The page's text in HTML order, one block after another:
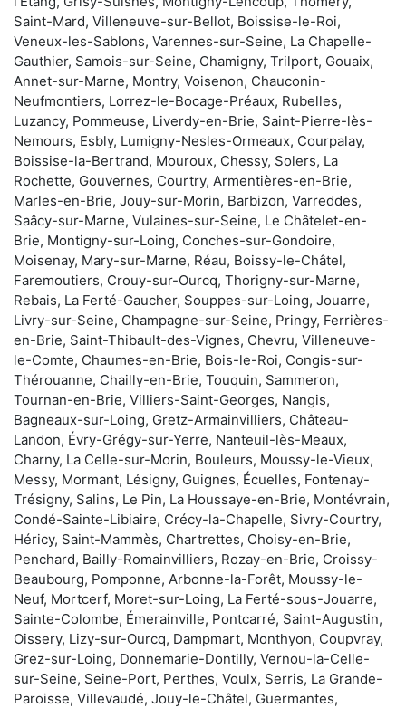
Saint-Mard, Villeneuve-sur-Bellot, Boissise-le-Roi,
Veneux-les-Sablons, Varennes-sur-Seine, La Chapelle-
Gauthier, Samois-sur-Seine, Chamigny, Trilport, Gouaix,
Annet-sur-Marne, Montry, Voisenon, Chauconin-
Neufmontiers, Lorrez-le-Bocage-Préaux, Rubelles,
Luzancy, Pommeuse, Liverdy-en-Brie, Saint-Pierre-lès-
Nemours, Esbly, Lumigny-Nesles-Ormeaux, Courpalay,
Boissise-la-Bertrand, Mouroux, Chessy, Solers, La
Rochette, Gouvernes, Courtry, Armentières-en-Brie,
Marles-en-Brie, Jouy-sur-Morin, Barbizon, Varreddes,
Saâcy-sur-Marne, Vulaines-sur-Seine, Le Châtelet-en-
Brie, Montigny-sur-Loing, Conches-sur-Gondoire,
Moisenay, Mary-sur-Marne, Réau, Boissy-le-Châtel,
Faremoutiers, Crouy-sur-Ourcq, Thorigny-sur-Marne,
Rebais, La Ferté-Gaucher, Souppes-sur-Loing, Jouarre,
Livry-sur-Seine, Champagne-sur-Seine, Pringy, Ferrières-
en-Brie, Saint-Thibault-des-Vignes, Chevru, Villeneuve-
le-Comte, Chaumes-en-Brie, Bois-le-Roi, Congis-sur-
Thérouanne, Chailly-en-Brie, Touquin, Sammeron,
Tournan-en-Brie, Villiers-Saint-Georges, Nangis,
Bagneaux-sur-Loing, Gretz-Armainvilliers, Château-
Landon, Évry-Grégy-sur-Yerre, Nanteuil-lès-Meaux,
Charny, La Celle-sur-Morin, Bouleurs, Moussy-le-Vieux,
Messy, Mormant, Lésigny, Guignes, Écuelles, Fontenay-
Trésigny, Salins, Le Pin, La Houssaye-en-Brie, Montévrain,
Condé-Sainte-Libiaire, Crécy-la-Chapelle, Sivry-Courtry,
Héricy, Saint-Mammès, Chartrettes, Choisy-en-Brie,
Penchard, Bailly-Romainvilliers, Rozay-en-Brie, Croissy-
Beaubourg, Pomponne, Arbonne-la-Forêt, Moussy-le-
Neuf, Mortcerf, Moret-sur-Loing, La Ferté-sous-Jouarre,
Sainte-Colombe, Émerainville, Pontcarré, Saint-Augustin,
Oissery, Lizy-sur-Ourcq, Dampmart, Monthyon, Coupvray,
Grez-sur-Loing, Donnemarie-Dontilly, Vernou-la-Celle-
sur-Seine, Seine-Port, Perthes, Voulx, Serris, La Grande-
Paroisse, Villevaudé, Jouy-le-Châtel, Guermantes,